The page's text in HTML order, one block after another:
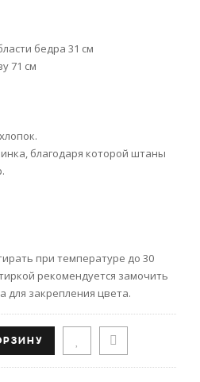
бедра 31 см
71 см
благодаря которой штаны
при температуре до 30
рекомендуется замочить
для закрепления цвета.